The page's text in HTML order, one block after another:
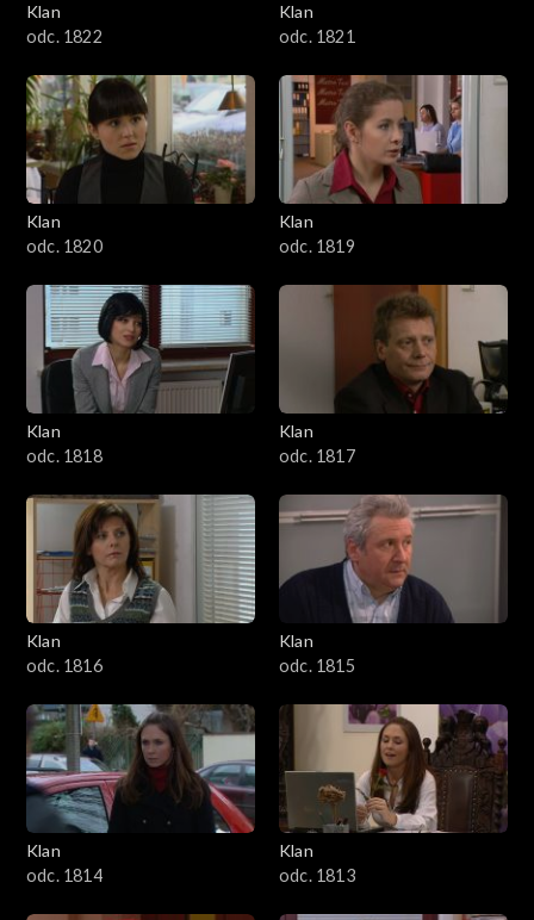
Klan
odc. 1822
Klan
odc. 1821
Klan
odc. 1820
Klan
odc. 1819
Klan
odc. 1818
Klan
odc. 1817
Klan
odc. 1816
Klan
odc. 1815
Klan
odc. 1814
Klan
odc. 1813